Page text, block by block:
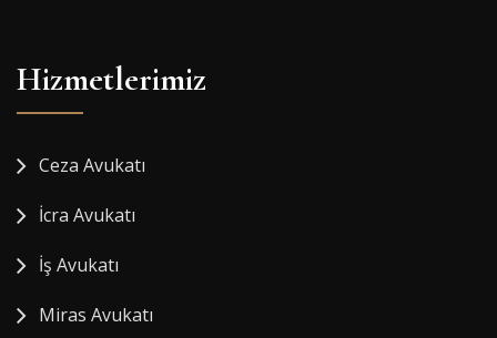
Hizmetlerimiz
Ceza Avukatı
İcra Avukatı
İş Avukatı
Miras Avukatı